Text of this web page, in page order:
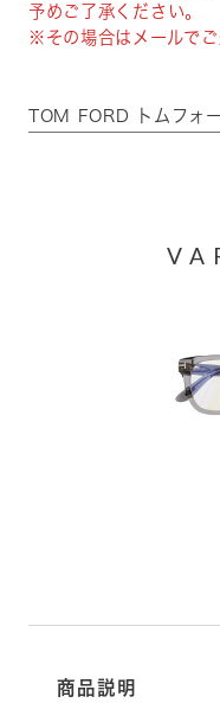
予めご了承ください。
※その場合はメールでご
TOM FORD トムフォ
商品説明